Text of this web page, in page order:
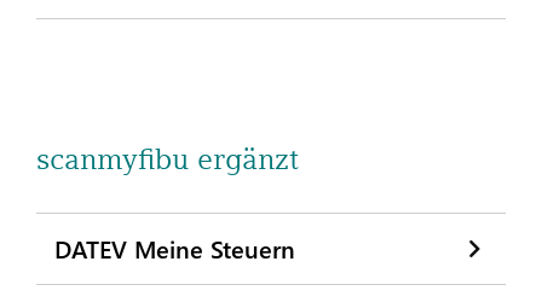
scanmyfibu ergänzt
DATEV Meine Steuern